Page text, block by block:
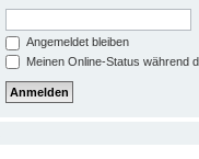
Angemeldet bleiben
Meinen Online-Status während